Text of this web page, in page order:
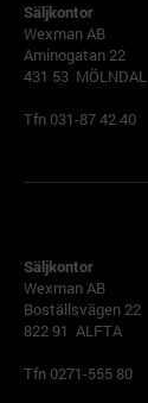
Säljkontor
Wexman AB
Aminogatan 22
431 53 MÖLNDAL
Tfn 031-87 42 40
Säljkontor
Wexman AB
Boställsvägen 22
822 91 ALFTA
Tfn 0271-555 80